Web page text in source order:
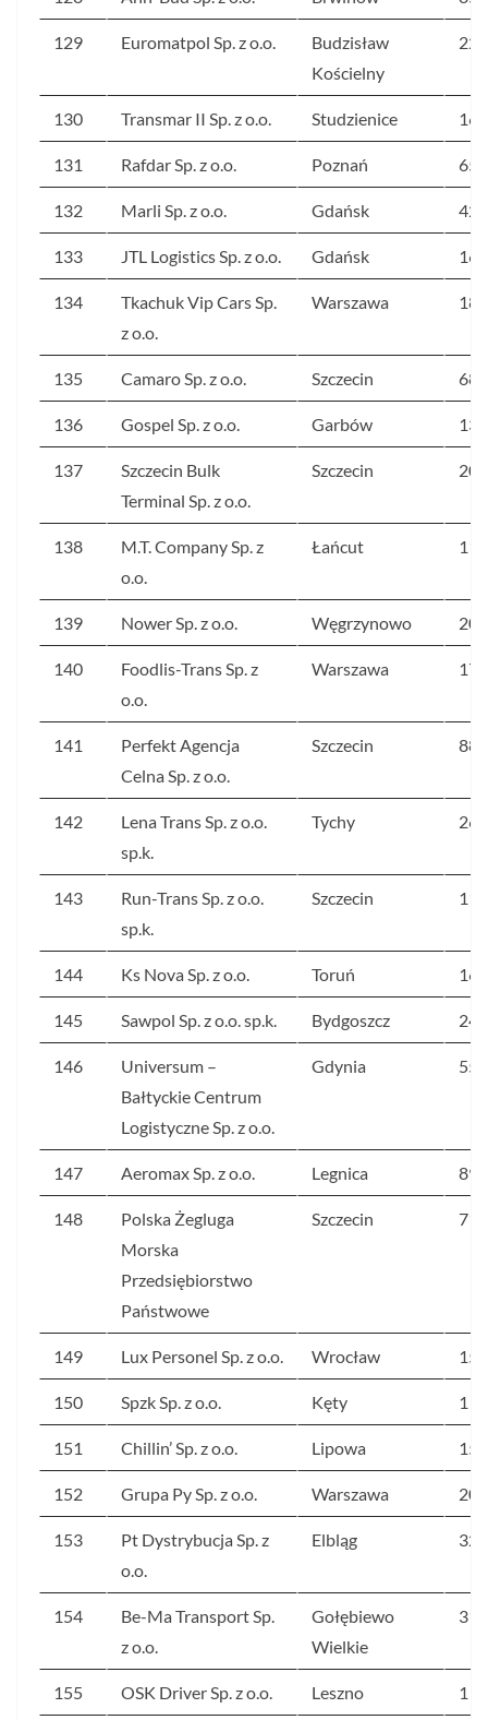
129 Euromatpol Sp. z o.o.
Budzisław
Kościelny
220
130 Transmar II Sp. z o.o. Studzienice 167
131 Rafdar Sp. z o.o. Poznań 656
132 Marli Sp. z o.o. Gdańsk 423
133 JTL Logistics Sp. z o.o. Gdańsk 162
134
Tkachuk Vip Cars Sp.
z o.o.
Warszawa 189
135 Camaro Sp. z o.o. Szczecin 68
136 Gospel Sp. z o.o. Garbów 133
137
Szczecin Bulk
Terminal Sp. z o.o.
Szczecin 206
138
M.T. Company Sp. z
o.o.
Łańcut 112
139 Nower Sp. z o.o. Węgrzynowo 206
140
Foodlis-Trans Sp. z
o.o.
Warszawa 178
141
Perfekt Agencja
Celna Sp. z o.o.
Szczecin 88
142
Lena Trans Sp. z o.o.
sp.k.
Tychy 264
143
Run-Trans Sp. z o.o.
sp.k.
Szczecin 112
144 Ks Nova Sp. z o.o. Toruń 168
145 Sawpol Sp. z o.o. sp.k. Bydgoszcz 248
146
Universum –
Bałtyckie Centrum
Logistyczne Sp. z o.o.
Gdynia 556
147 Aeromax Sp. z o.o. Legnica 89
148
Polska Żegluga
Morska
Przedsiębiorstwo
Państwowe
Szczecin 712
149 Lux Personel Sp. z o.o. Wrocław 156
150 Spzk Sp. z o.o. Kęty 1
151 Chillin’ Sp. z o.o. Lipowa 155
152 Grupa Py Sp. z o.o. Warszawa 206
153
Pt Dystrybucja Sp. z
o.o.
Elbląg 322
154
Be-Ma Transport Sp.
z o.o.
Gołębiewo
Wielkie
312
155 OSK Driver Sp. z o.o. Leszno 1